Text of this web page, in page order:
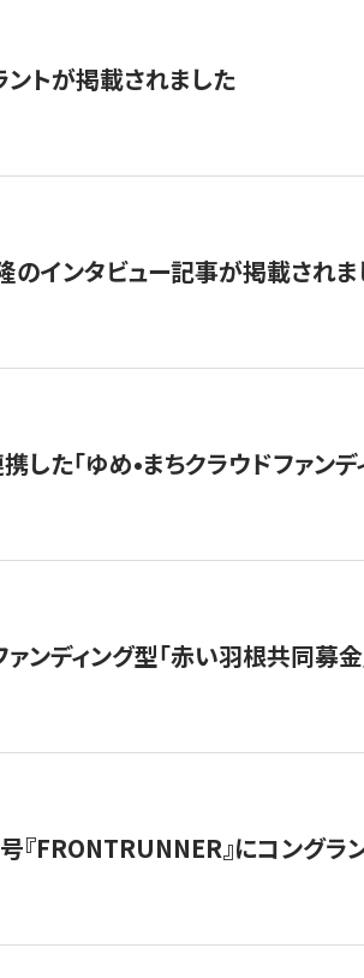
トが掲載されました
インタビュー記事が掲載されま
した「ゆめ•まちクラウドファン
ァンディング型「赤い羽根共同
『FRONTRUNNER』にコングラ